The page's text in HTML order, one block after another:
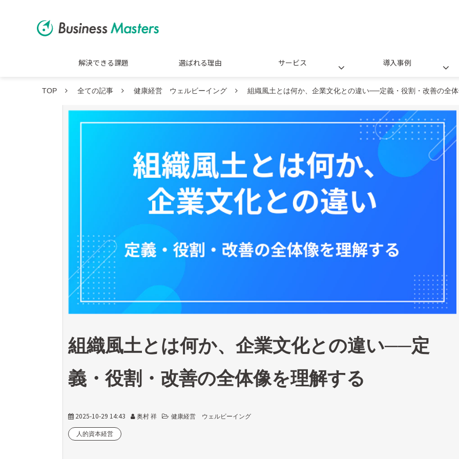
解決できる課題 選ばれる理由 サービス 導入事例
TOP 全ての記事 健康経営 ウェルビーイング 組織風土とは何か、企業文化との違い──定義・役割・改善の全
組織風土とは何か、企業文化との違い──定
義・役割・改善の全体像を理解する
2025-10-29 14:43 奥村 祥 健康経営 ウェルビーイング
人的資本経営